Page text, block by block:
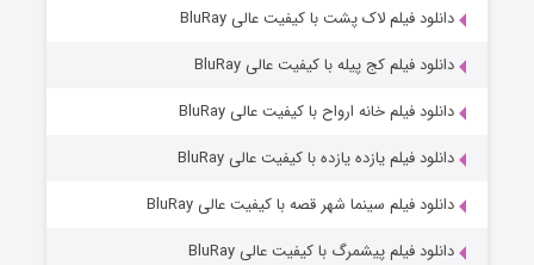
دانلود فیلم لاک پشت با کیفیت عالی BluRay
دانلود فیلم کج‌ پیله با کیفیت عالی BluRay
دانلود فیلم خانه ارواح با کیفیت عالی BluRay
دانلود فیلم یازده یازده با کیفیت عالی BluRay
دانلود فیلم سینما شهر قصه با کیفیت عالی BluRay
دانلود فیلم پیشمرگ با کیفیت عالی BluRay